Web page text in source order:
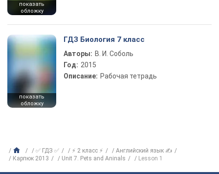
показать
обложку
показать
обложку
ГДЗ Биология 7 класс
Авторы: В. И. Соболь
Год: 2015
Описание: Рабочая тетрадь
✅ ГДЗ ✅ ⚡ 2 класс ⚡
Английский язык ✍
Карпюк 2013
Unit 7. Pets and Aninals Lesson 1